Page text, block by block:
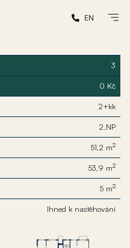
EN
3
0 Kč
2+kk
2.NP
51,2 m2
53,9 m2
5 m2
Ihned k nastěhování